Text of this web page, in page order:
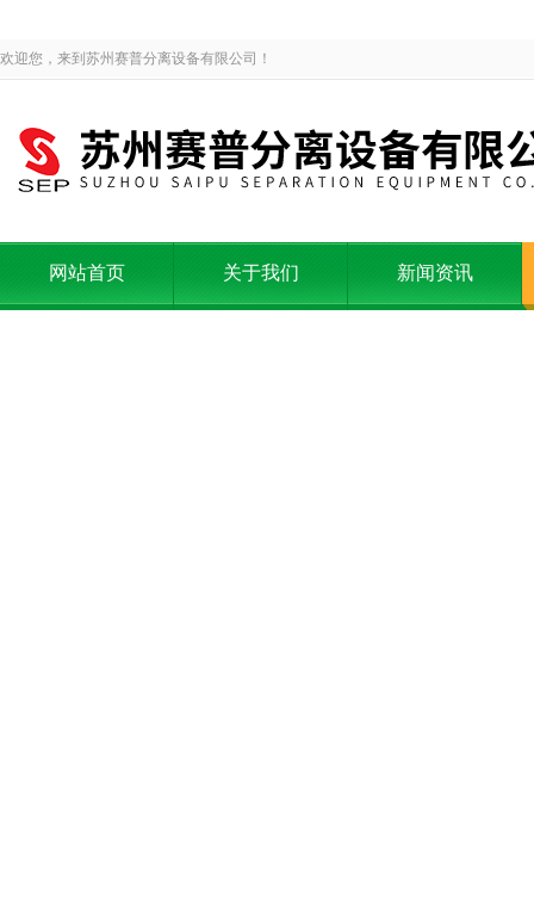
欢迎您，来到苏州赛普分离设备有限公司！
网站首页 关于我们 新闻资讯